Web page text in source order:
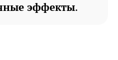
эффекты.